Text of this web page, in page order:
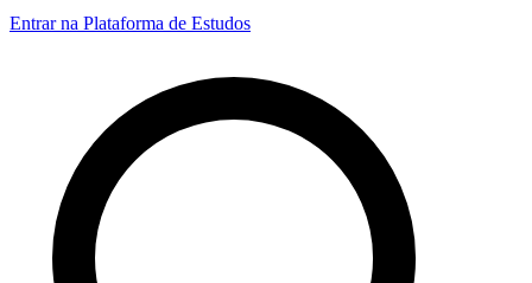
Entrar na Plataforma de Estudos